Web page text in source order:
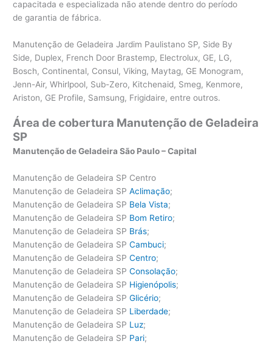
capacitada e especializada não atende dentro do período
de garantia de fábrica.
Manutenção de Geladeira Jardim Paulistano SP, Side By
Side, Duplex, French Door Brastemp, Electrolux, GE, LG,
Bosch, Continental, Consul, Viking, Maytag, GE Monogram,
Jenn-Air, Whirlpool, Sub-Zero, Kitchenaid, Smeg, Kenmore,
Ariston, GE Profile, Samsung, Frigidaire, entre outros.
Área de cobertura Manutenção de Geladeira
SP
Manutenção de Geladeira São Paulo – Capital
Manutenção de Geladeira SP Centro
Manutenção de Geladeira SPAclimação;
Manutenção de Geladeira SP Bela Vista;
Manutenção de Geladeira SP Bom Retiro;
Manutenção de Geladeira SP Brás;
Manutenção de Geladeira SPCambuci;
Manutenção de Geladeira SPCentro;
Manutenção de Geladeira SPConsolação;
Manutenção de Geladeira SP Higienópolis;
Manutenção de Geladeira SPGlicério;
Manutenção de Geladeira SP Liberdade;
Manutenção de Geladeira SP Luz;
Manutenção de Geladeira SP Pari;